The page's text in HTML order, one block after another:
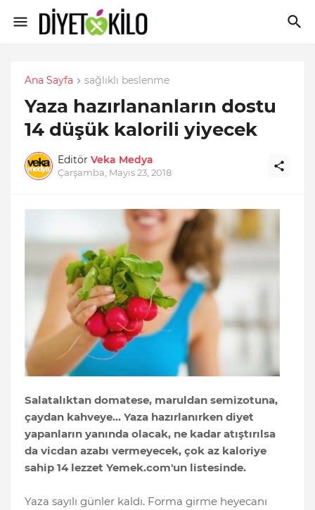
Ana Sayfa sağlıklı beslenme
Yaza hazırlananların dostu
14 düşük kalorili yiyecek
Editör Veka Medya
Çarşamba, Mayıs 23, 2018
Salatalıktan domatese, maruldan semizotuna,
çaydan kahveye… Yaza hazırlanırken diyet
yapanların yanında olacak, ne kadar atıştırılsa
da vicdan azabı vermeyecek, çok az kaloriye
sahip 14 lezzet Yemek.com'un listesinde.
Yaza sayılı günler kaldı. Forma girme heyecanı